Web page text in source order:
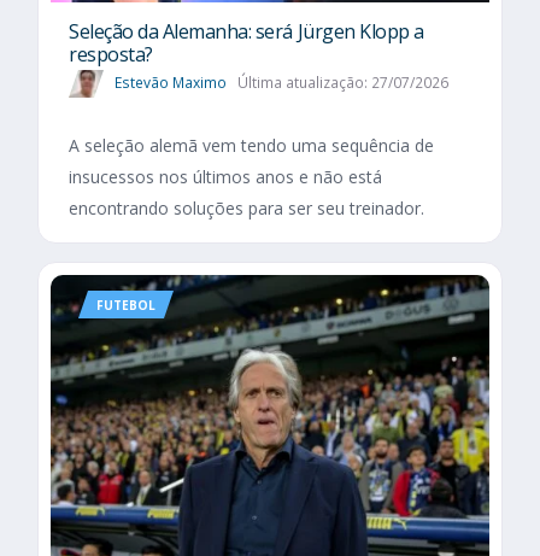
Seleção da Alemanha: será Jürgen Klopp a
resposta?
Estevão Maximo Última atualização: 27/07/2026
A seleção alemã vem tendo uma sequência de
insucessos nos últimos anos e não está
encontrando soluções para ser seu treinador.
FUTEBOL